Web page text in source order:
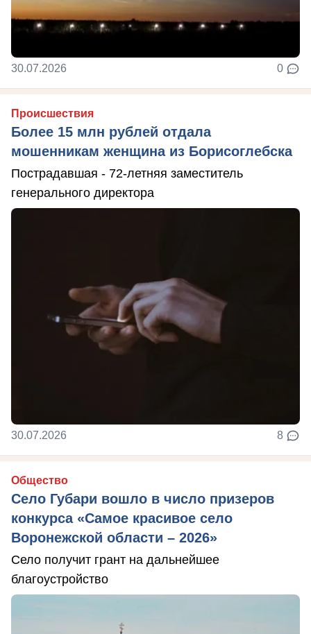
30.07.2026 0
Происшествия
Более 15 млн рублей отдала
мошенникам женщина из Борисоглебска
Пострадавшая - 72-летняя заместитель
генерального директора
30.07.2026 8
Общество
Село Губари вошло в число призеров
конкурса «Самое красивое село
Воронежской области – 2026»
Село получит грант на дальнейшее
благоустройство